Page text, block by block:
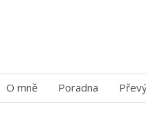
O mně Poradna